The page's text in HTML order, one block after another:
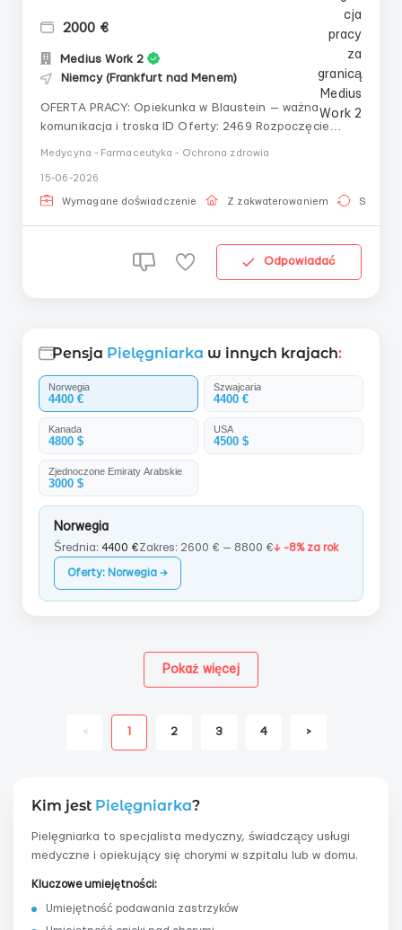
2000 €
Medius Work 2
Niemcy (Frankfurt nad Menem)
OFERTA PRACY: Opiekunka w Blaustein — ważna
komunikacja i troska ID Oferty: 2469 Rozpoczęcie
otoczyć opieką: Kobieta, 84 lata (45 kg). Szczegóły:
Bardzo źle słyszy, dlatego biegła znajomość niemie...
Medycyna - Farmaceutyka - Ochrona zdrowia
15-06-2026
Wymagane doświadczenie Z zakwaterowaniem Stała
Odpowiadać
Pensja Pielęgniarka w innych krajach:
Norwegia
4400 €
Szwajcaria
4400 €
Kanada
4800 $
USA
4500 $
Zjednoczone Emiraty Arabskie
3000 $
Norwegia
Średnia: 4400 €Zakres: 2600 € — 8800 €↓ -8% za rok
Oferty: Norwegia →
< 1 2 3 4 >
Pokaż więcej
Kim jest Pielęgniarka?
Pielęgniarka to specjalista medyczny, świadczący usługi
medyczne i opiekujący się chorymi w szpitalu lub w domu.
Kluczowe umiejętności:
Umiejętność podawania zastrzyków